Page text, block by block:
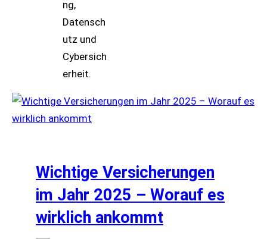
Wichtige Versicherungen
im Jahr 2025 – Worauf es
wirklich ankommt